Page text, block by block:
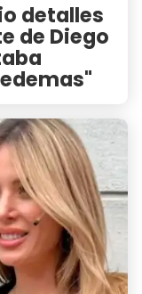
detalles
de Diego